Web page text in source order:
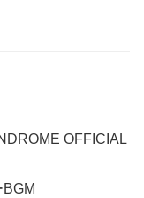
OFFICIAL